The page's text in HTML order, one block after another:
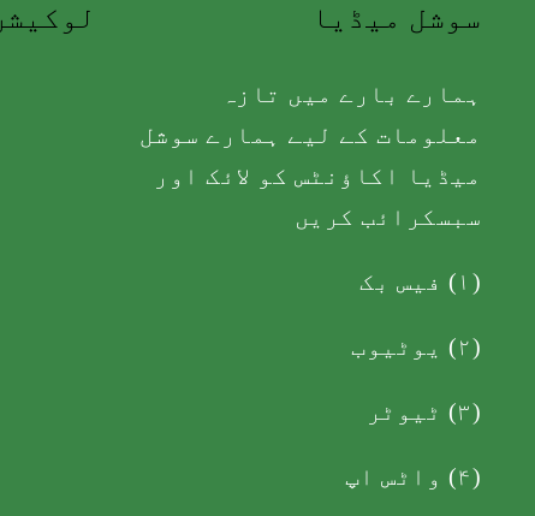
سوشل میڈیا
ہمارے بارے میں تازہ
معلومات کے لیے ہمارے سوشل
میڈیا اکاؤنٹس کو لائک اور
سبسکرائب کریں
(۱) فیس بک
(۲) یوٹیوب
(۳) ٹیوٹر
(۴) واٹس اپ